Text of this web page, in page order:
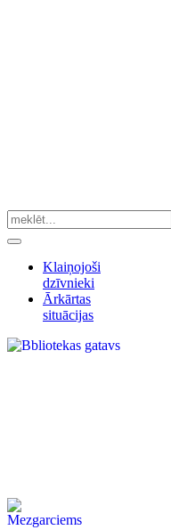
Klaiņojoši
dzīvnieki
Ārkārtas
situācijas